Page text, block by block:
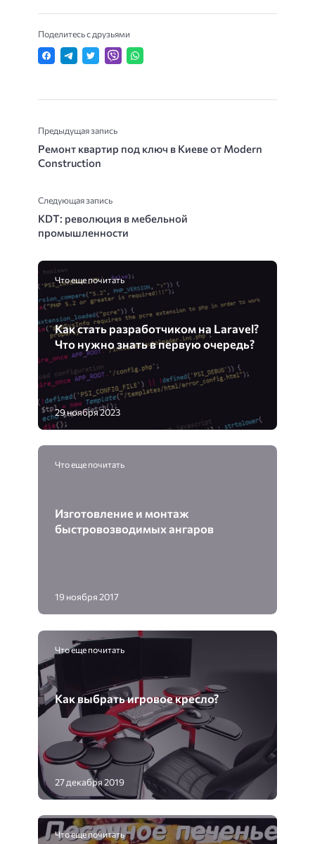
Поделитесь с друзьями
Предыдущая запись
Ремонт квартир под ключ в Киеве от Modern
Construction
Следующая запись
KDT: революция в мебельной
промышленности
Что еще почитать
Как стать разработчиком на Laravel?
Что нужно знать в первую очередь?
29 ноября 2023
Что еще почитать
Изготовление и монтаж
быстровозводимых ангаров
19 ноября 2017
Что еще почитать
Как выбрать игровое кресло?
27 декабря 2019
Что еще почитать